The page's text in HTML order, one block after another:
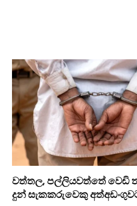
වත්තල, පල්ලියවත්තේ වෙඩි
දුන් සැකකරුවෙකු